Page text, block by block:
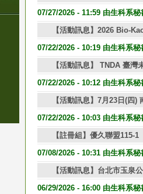
07/27/2026 - 11:59 由生科系秘
【活動訊息】2026 Bio-
07/22/2026 - 10:19 由生科系秘
【活動訊息】 TNDA 臺
07/22/2026 - 10:12 由生科系秘
【活動訊息】7月23日(四)
07/22/2026 - 10:03 由生科系秘
【註冊組】優久聯盟115-
07/08/2026 - 10:31 由生科系秘
【活動訊息】台北市玉泉
06/29/2026 - 16:00 由生科系秘